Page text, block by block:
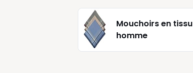
Mouchoirs en tissu
homme